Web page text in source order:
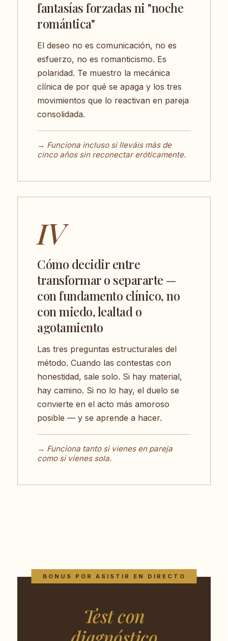
fantasías forzadas ni "noche
romántica"
El deseo no es comunicación, no es
esfuerzo, no es romanticismo. Es
polaridad. Te muestro la mecánica
clínica de por qué se apaga y los tres
movimientos que lo reactivan en pareja
consolidada.
→ Funciona incluso si lleváis más de
cinco años sin reconectar eróticamente.
IV
Cómo decidir entre
transformar o separarte —
con fundamento clínico, no
con miedo, lealtad o
agotamiento
Las tres preguntas estructurales del
método. Cuando las contestas con
honestidad, sale solo. Si hay material,
hay camino. Si no lo hay, el duelo se
convierte en el acto más amoroso
posible — y se aprende a hacer.
→ Funciona tanto si vienes en pareja
como si vienes sola.
BONUS POR ASISTIR EN DIRECTO
Test con